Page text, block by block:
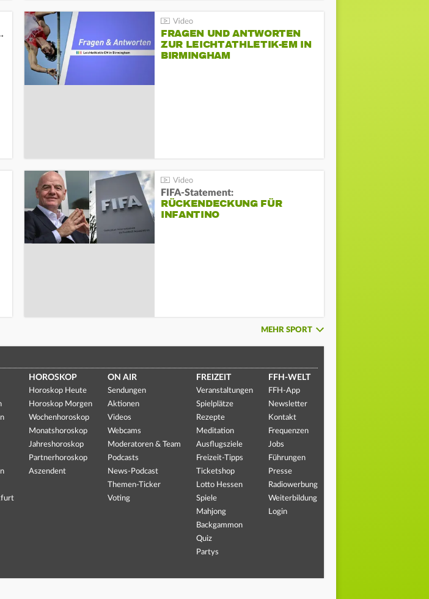
FRAGEN UND ANTWORTEN
ZUR LEICHTATHLETIK-EM IN
BIRMINGHAM
FIFA-Statement:
RÜCKENDECKUNG FÜR
INFANTINO
MEHR SPORT
HOROSKOP
Horoskop Heute
Horoskop Morgen
Wochenhoroskop
Monatshoroskop
Jahreshoroskop
Partnerhoroskop
Aszendent
ON AIR
Sendungen
Aktionen
Videos
Webcams
Moderatoren & Team
Podcasts
News-Podcast
Themen-Ticker
Voting
FREIZEIT
Veranstaltungen
Spielplätze
Rezepte
Meditation
Ausflugsziele
Freizeit-Tipps
Ticketshop
Lotto Hessen
Spiele
Mahjong
Backgammon
Quiz
Partys
FFH-WELT
FFH-App
Newsletter
Kontakt
Frequenzen
Jobs
Führungen
Presse
Radiowerbung
Weiterbildung
Login